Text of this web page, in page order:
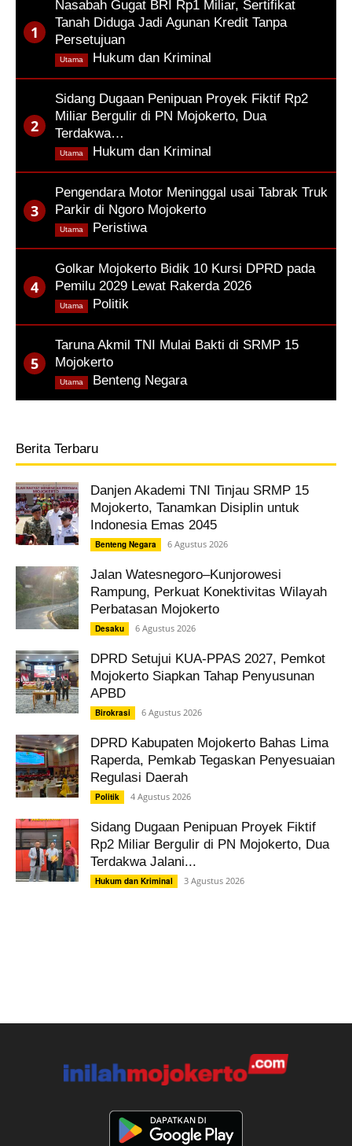
Nasabah Gugat BRI Rp1 Miliar, Sertifikat
Tanah Diduga Jadi Agunan Kredit Tanpa
Persetujuan
Hukum dan Kriminal
Utama
Sidang Dugaan Penipuan Proyek Fiktif Rp2
Miliar Bergulir di PN Mojokerto, Dua
Terdakwa…
Hukum dan Kriminal
Utama
Pengendara Motor Meninggal usai Tabrak Truk
Parkir di Ngoro Mojokerto
Peristiwa,
Utama
Golkar Mojokerto Bidik 10 Kursi DPRD pada
Pemilu 2029 Lewat Rakerda 2026
Politik
Utama
Taruna Akmil TNI Mulai Bakti di SRMP 15
Mojokerto
Benteng Negara,
Utama
Berita Terbaru
Danjen Akademi TNI Tinjau SRMP 15
Mojokerto, Tanamkan Disiplin untuk
Indonesia Emas 2045
Benteng Negara 6 Agustus 2026
Jalan Watesnegoro–Kunjorowesi
Rampung, Perkuat Konektivitas Wilayah
Perbatasan Mojokerto
Desaku 6 Agustus 2026
DPRD Setujui KUA-PPAS 2027, Pemkot
Mojokerto Siapkan Tahap Penyusunan
APBD
Birokrasi 6 Agustus 2026
DPRD Kabupaten Mojokerto Bahas Lima
Raperda, Pemkab Tegaskan Penyesuaian
Regulasi Daerah
Politik 4 Agustus 2026
Sidang Dugaan Penipuan Proyek Fiktif
Rp2 Miliar Bergulir di PN Mojokerto, Dua
Terdakwa Jalani...
Hukum dan Kriminal 3 Agustus 2026